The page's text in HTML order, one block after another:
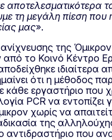
τη μεγάλη πίεση που
μας».
ανίχνευσης της
από το Κοινό Κέντρο
ιδιαίτερα
ότι η μέθοδος
εργαστήριο που
PCR να εντοπίζει
χωρίς να
της
αντιδραστήριο που